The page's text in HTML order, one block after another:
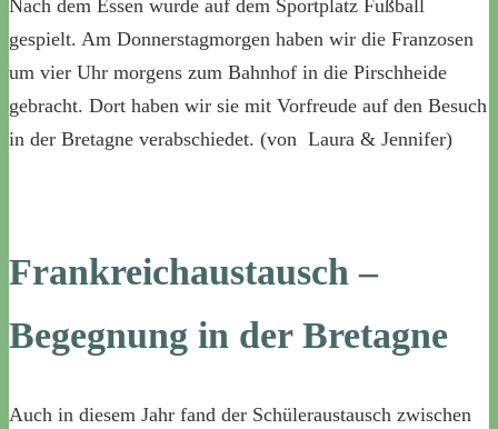
Nach dem Essen wurde auf dem Sportplatz Fußball
gespielt. Am Donnerstagmorgen haben wir die Franzosen
um vier Uhr morgens zum Bahnhof in die Pirschheide
gebracht. Dort haben wir sie mit Vorfreude auf den Besuch
in der Bretagne verabschiedet. (von Laura & Jennifer)
Frankreichaustausch –
Begegnung in der Bretagne
Auch in diesem Jahr fand der Schüleraustausch zwischen